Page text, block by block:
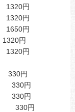
円
円
円
円
円
円
円
円
円